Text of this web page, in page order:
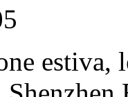
estiva,